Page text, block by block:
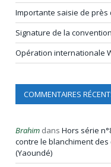
Importante saisie de près
Signature de la convention
Opération internationale
COMMENTAIRES
Brahim dans Hors série
contre le blanchiment
(Yaoundé)